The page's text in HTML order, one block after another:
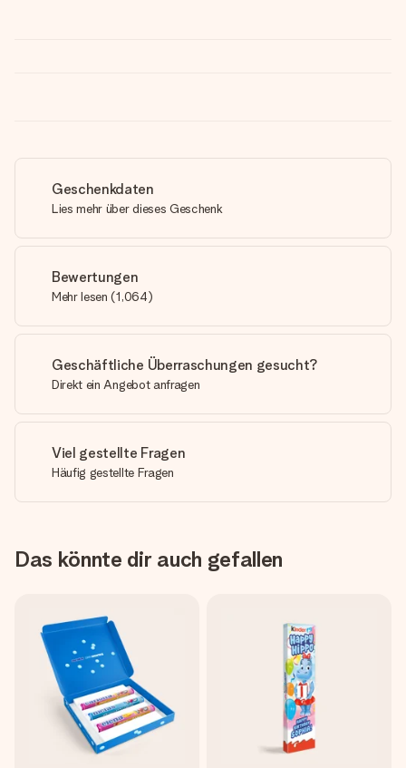
Geschenkdaten
Lies mehr über dieses Geschenk
Bewertungen
Mehr lesen (1,064)
Geschäftliche Überraschungen gesucht?
Direkt ein Angebot anfragen
Viel gestellte Fragen
Häufig gestellte Fragen
Das könnte dir auch gefallen